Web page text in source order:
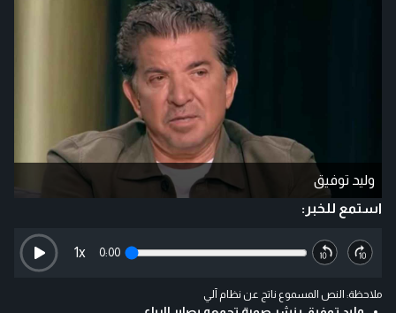
وليد توفيق
استمع للخبر:
0:00
1x
ملاحظة: النص المسموع ناتج عن نظام آلي